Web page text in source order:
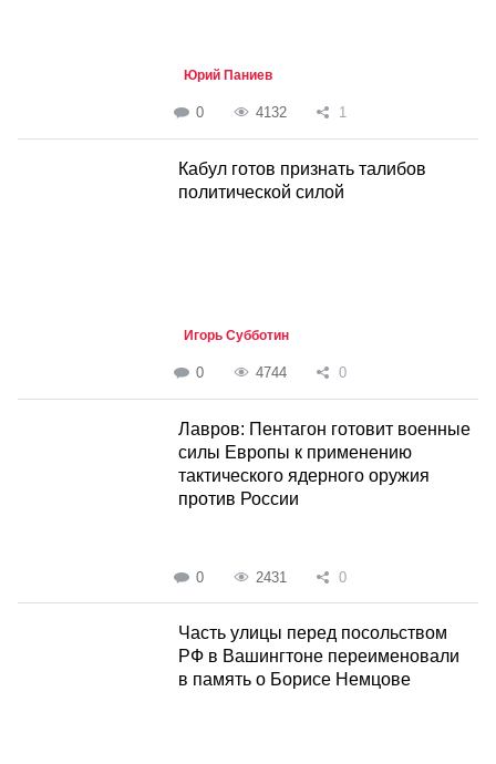
Юрий Паниев
0 4132 1
Кабул готов признать талибов
политической силой
Игорь Субботин
0 4744 0
Лавров: Пентагон готовит военные
силы Европы к применению
тактического ядерного оружия
против России
0 2431 0
Часть улицы перед посольством
РФ в Вашингтоне переименовали
в память о Борисе Немцове